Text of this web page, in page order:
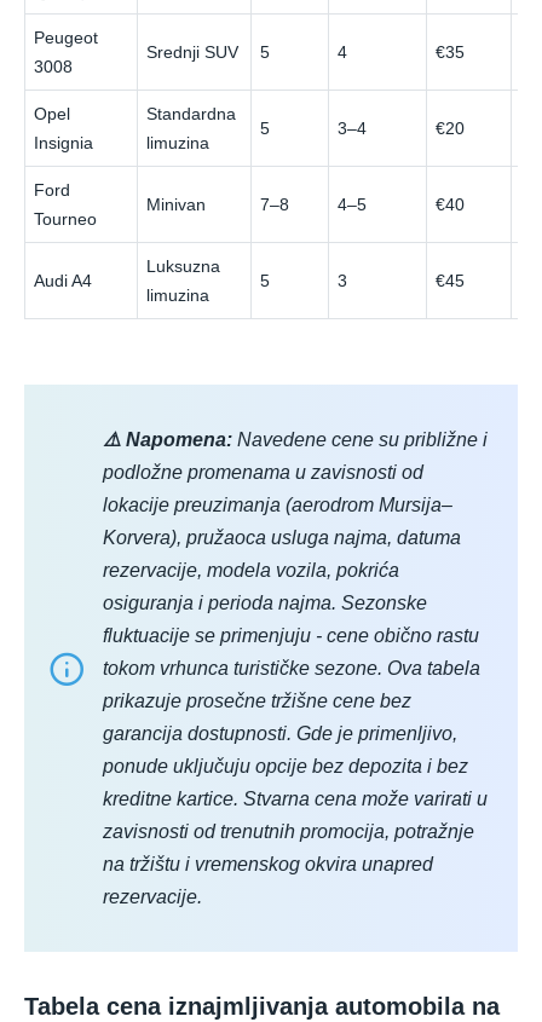
Peugeot
3008
Srednji SUV 5 4 €35
Opel
Insignia
Standardna
limuzina
5 3–4 €20
Ford
Tourneo
Minivan 7–8 4–5 €40
Audi A4
Luksuzna
limuzina
5 3 €45
⚠️ Napomena: Navedene cene su približne i
podložne promenama u zavisnosti od
lokacije preuzimanja (aerodrom Mursija–
Korvera), pružaoca usluga najma, datuma
rezervacije, modela vozila, pokrića
osiguranja i perioda najma. Sezonske
fluktuacije se primenjuju - cene obično rastu
tokom vrhunca turističke sezone. Ova tabela
prikazuje prosečne tržišne cene bez
garancija dostupnosti. Gde je primenljivo,
ponude uključuju opcije bez depozita i bez
kreditne kartice. Stvarna cena može varirati u
zavisnosti od trenutnih promocija, potražnje
na tržištu i vremenskog okvira unapred
rezervacije.
Tabela cena iznajmljivanja automobila na